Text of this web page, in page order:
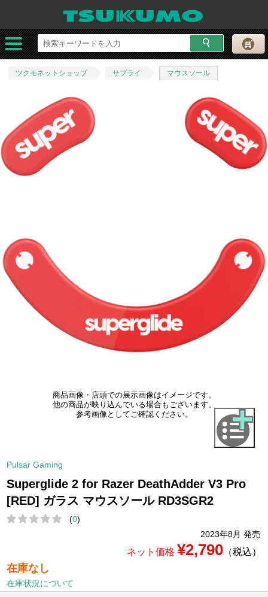
ツクモネットショップ サプライ マウスソール
商品画像・店頭での展示画像はイメージです。
他の商品が映り込んでいる場合もございます。
参考画像としてご確認ください。
Pulsar Gaming
Superglide 2 for Razer DeathAdder V3 Pro
[RED] ガラス マウスソール RD3SGR2
(0)
2023年8月 発売
ネット価格 ¥2,790（税込）
在庫なし
在庫状況について